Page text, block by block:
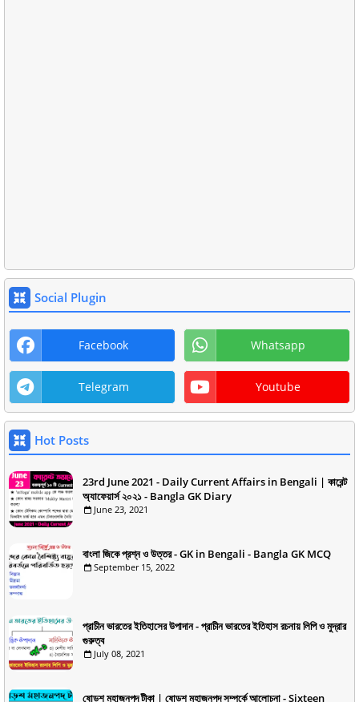
Social Plugin
Facebook Whatsapp
Telegram Youtube
Hot Posts
23rd June 2021 - Daily Current Affairs in Bengali | কারেন্ট
অ্যাফেয়ার্স ২০২১ - Bangla GK Diary
June 23, 2021
বাংলা জিকে প্রশ্ন ও উত্তর - GK in Bengali - Bangla GK MCQ
September 15, 2022
প্রাচীন ভারতের ইতিহাসের উপাদান - প্রাচীন ভারতের ইতিহাস রচনায় লিপি ও মুদ্রার
গুরুত্ব
July 08, 2021
ষোড়শ মহাজনপদ টীকা | ষোড়শ মহাজনপদ সম্পর্কে আলোচনা - Sixteen